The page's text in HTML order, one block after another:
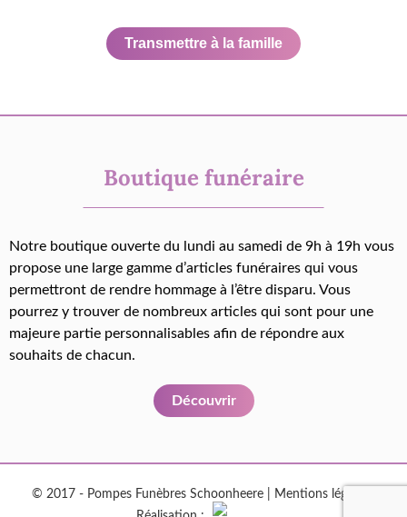
Transmettre à la famille
Boutique funéraire
Notre boutique ouverte du lundi au samedi de 9h à 19h vous
propose une large gamme d’articles funéraires qui vous
permettront de rendre hommage à l’être disparu. Vous
pourrez y trouver de nombreux articles qui sont pour une
majeure partie personnalisables afin de répondre aux
souhaits de chacun.
Découvrir
© 2017 - Pompes Funèbres Schoonheere | Mentions légales